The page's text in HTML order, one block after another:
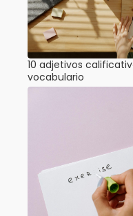
10 adjetivos
vocabulario